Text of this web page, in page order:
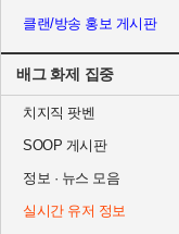
클랜/방송 홍보 게시판
배그 화제 집중
치지직 팟벤
SOOP 게시판
정보 · 뉴스 모음
실시간 유저 정보